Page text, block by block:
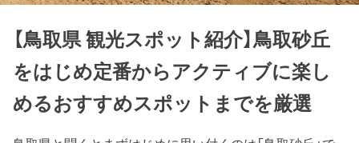
【鳥取県 観光スポット紹介】鳥取砂丘
をはじめ定番からアクティブに楽し
めるおすすめスポットまでを厳選